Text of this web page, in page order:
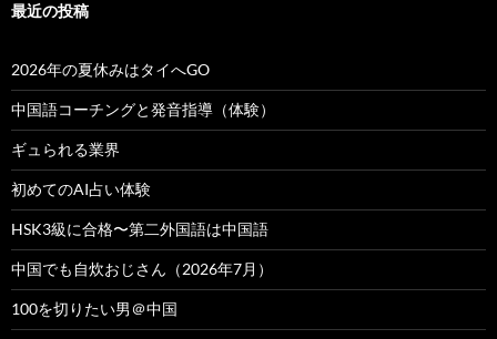
最近の投稿
2026年の夏休みはタイへGO
中国語コーチングと発音指導（体験）
ギュられる業界
初めてのAI占い体験
HSK3級に合格〜第二外国語は中国語
中国でも自炊おじさん（2026年7月）
100を切りたい男＠中国